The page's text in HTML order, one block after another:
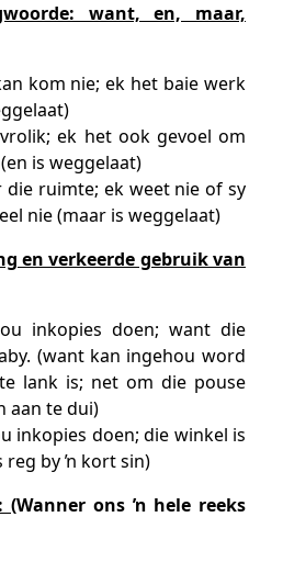
want, en, maar,
kom nie; ek het baie werk
ek het ook gevoel om
is weggelaat)
die ruimte; ek weet nie of sy
nie (maar is weggelaat)
en verkeerde gebruik van
inkopies doen; want die
(want kan ingehou word
lank is; net om die pouse
aan te dui)
inkopies doen; die winkel is
reg by ŉ kort sin)
(Wanner ons ŉ hele reeks